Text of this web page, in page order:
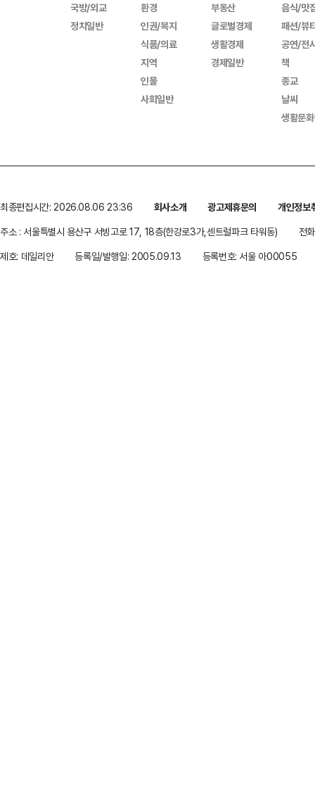
국방/외교
정치일반
환경
인권/복지
식품/의료
지역
인물
사회일반
부동산
글로벌경제
생활경제
경제일반
음식/맛
패션/뷰
공연/전
책
종교
날씨
생활문
최종편집시간: 2026.08.06 23:36 회사소개 광고제휴문의
개인정보
주소 : 서울특별시 용산구 서빙고로 17, 18층(한강로3가,센트럴파크 타워동)
전
제호: 데일리안
등록일/발행일: 2005.09.13 등록번호: 서울 아00055